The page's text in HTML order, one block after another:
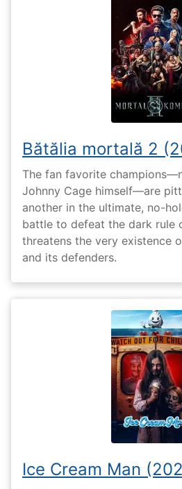
Bătălia mortală 2
The fan favorite
Johnny Cage himself—are
another in the ultimate, no-
battle to defeat the dark rule
threatens the very existence
and its defenders.
Ice Cream Man